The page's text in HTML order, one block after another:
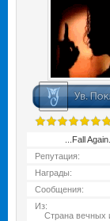
...Fall Again...
Репутация:
Награды:
Сообщения:
Из:
Страна вечных